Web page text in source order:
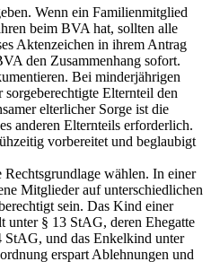
Wenn ein Familienmitglied
beim BVA hat, sollten alle
Aktenzeichen in ihrem Antrag
den Zusammenhang sofort.
Bei minderjährigen
Elternteil den
elterlicher Sorge ist die
anderen Elternteils erforderlich.
vorbereitet und beglaubigt
wählen. In einer
Mitglieder auf unterschiedlichen
sein. Das Kind einer
unter § 13 StAG, deren Ehegatte
StAG, und das Enkelkind unter
erspart Ablehnungen und